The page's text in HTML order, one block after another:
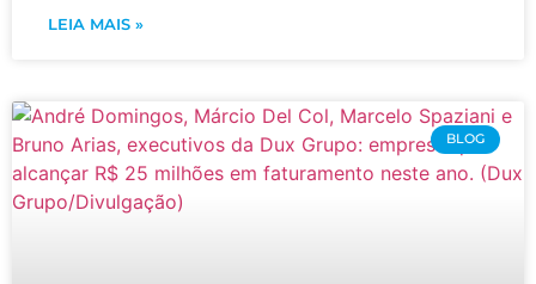
LEIA MAIS »
BLOG